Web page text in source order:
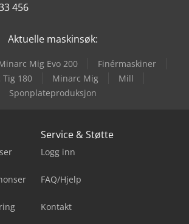
456
Aktuelle maskinsøk:
Mig Evo 200
Finérmaskiner
180
Minarc Mig
Mill
Sponplateproduksjon
Service & Støtte
Logg inn
FAQ/Hjelp
Kontakt